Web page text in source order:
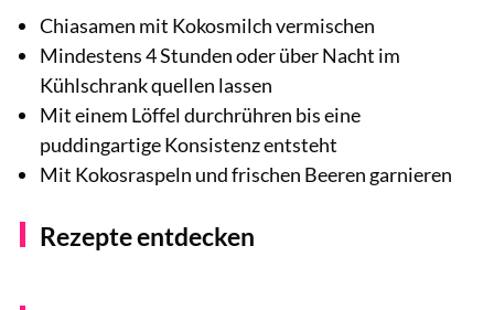
Chiasamen mit Kokosmilch vermischen
Mindestens 4 Stunden oder über Nacht im
Kühlschrank quellen lassen
Mit einem Löffel durchrühren bis eine
puddingartige Konsistenz entsteht
Mit Kokosraspeln und frischen Beeren garnieren
Rezepte entdecken